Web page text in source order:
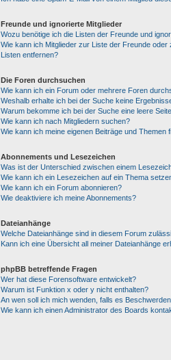
Freunde und ignorierte Mitglieder
Wozu benötige ich die Listen der Freunde und
Wie kann ich Mitglieder zur Liste der Freunde
Listen entfernen?
Die Foren durchsuchen
Wie kann ich ein Forum oder mehrere Foren
Weshalb erhalte ich bei der Suche keine
Warum bekomme ich bei der Suche eine leere
Wie kann ich nach Mitgliedern suchen?
Wie kann ich meine eigenen Beiträge und Themen
Abonnements und Lesezeichen
Was ist der Unterschied zwischen einem
Wie kann ich ein Lesezeichen auf ein Thema
Wie kann ich ein Forum abonnieren?
Wie deaktiviere ich meine Abonnements?
Dateianhänge
Welche Dateianhänge sind in diesem Forum
Kann ich eine Übersicht all meiner Dateianhänge
phpBB betreffende Fragen
Wer hat diese Forensoftware entwickelt?
Warum ist Funktion x oder y nicht enthalten?
An wen soll ich mich wenden, falls es
Wie kann ich einen Administrator des Boards